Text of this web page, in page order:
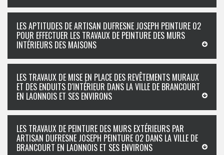
LES APTITUDES DE ARTISAN DUFRESNE JOSEPH PEINTURE 02
POUR EFFECTUER LES TRAVAUX DE PEINTURE DES MURS
INTÉRIEURS DES MAISONS
LES TRAVAUX DE MISE EN PLACE DES REVÊTEMENTS MURAUX
ET DES ENDUITS D'INTÉRIEUR DANS LA VILLE DE BRANCOURT
EN LAONNOIS ET SES ENVIRONS
LES TRAVAUX DE PEINTURE DES MURS EXTÉRIEURS PAR
ARTISAN DUFRESNE JOSEPH PEINTURE 02 DANS LA VILLE DE
BRANCOURT EN LAONNOIS ET SES ENVIRONS